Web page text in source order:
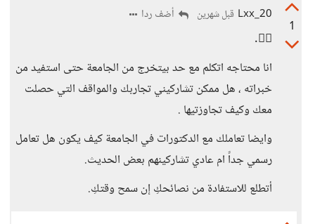
1
Lxx_20 قبل شهرين أضف ردا
👍🏻.
انا محتاجه اتكلم مع حد بيتخرج من الجامعة حتى استفيد من
خبراته ، هل ممكن تشاركيني تجاربك والمواقف التي حصلت
معك وكيف تجاوزتيها .
وايضا تعاملك مع الدكتورات في الجامعة كيف يكون هل تعامل
رسمي جداً ام عادي تشاركينهم بعض الحديث.
أتطلع للاستفادة من نصائحكِ إن سمح وقتكِ.